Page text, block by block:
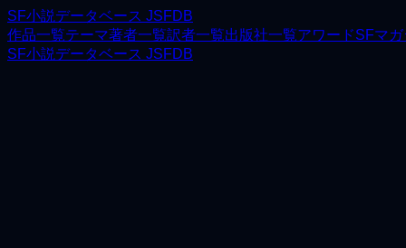
SF小説データベース JSFDB
作品一覧テーマ著者一覧訳者一覧出版社一覧アワードSFマガ
SF小説データベース JSFDB